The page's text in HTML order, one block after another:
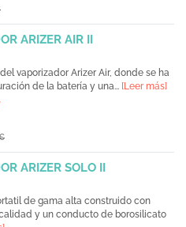
ARIZER AIR II
vaporizador Arizer Air, donde se ha
de la batería y una... [Leer más]
ARIZER SOLO II
de gama alta construido con
y un conducto de borosilicato